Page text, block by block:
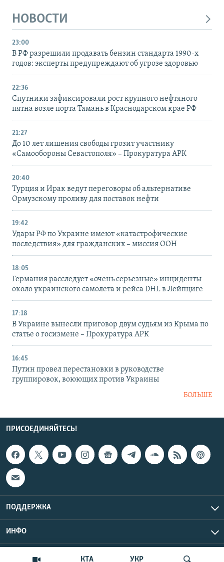
КТА УКР
НОВОСТИ
23:00
В РФ разрешили продавать бензин стандарта 1990-х
годов: эксперты предупреждают об угрозе здоровью
22:36
Спутники зафиксировали рост крупного нефтяного
пятна возле порта Тамань в Краснодарском крае РФ
21:27
До 10 лет лишения свободы грозит участнику
«Самообороны Севастополя» – Прокуратура АРК
20:40
Турция и Ирак ведут переговоры об альтернативе
Ормузскому проливу для поставок нефти
19:42
Удары РФ по Украине имеют «катастрофические
последствия» для гражданских – миссия ООН
18:05
Германия расследует «очень серьезные» инциденты
около украинского самолета и рейса DHL в Лейпциге
17:18
В Украине вынесли приговор двум судьям из Крыма по
статье о госизмене – Прокуратура АРК
16:45
Путин провел перестановки в руководстве
группировок, воюющих против Украины
БОЛЬШЕ
ПРИСОЕДИНЯЙТЕСЬ!
ПОДДЕРЖКА
ИНФО
Copyright Крым.Реалии, 2026 | Все права защищены.
UTC+3